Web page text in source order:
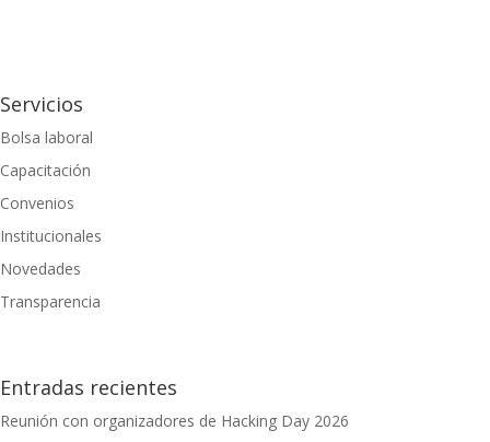
Servicios
Bolsa laboral
Capacitación
Convenios
Institucionales
Novedades
Transparencia
Entradas recientes
Reunión con organizadores de Hacking Day 2026